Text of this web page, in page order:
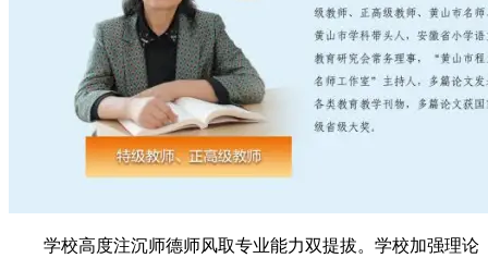
学校高度注沉师德师风取专业能力双提拔。学校加强理论